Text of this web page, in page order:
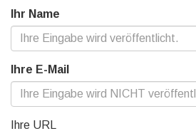
Ihr Name
Ihre E-Mail
Ihre URL